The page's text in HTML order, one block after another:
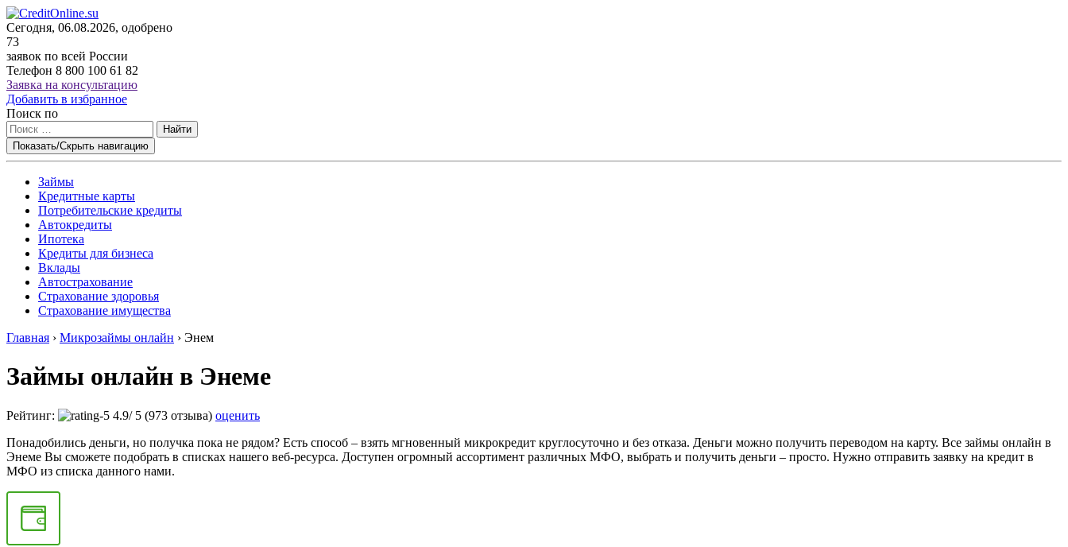
Сегодня, 06.08.2026, одобрено
73
заявок по всей России
Телефон 8 800 100 61 82
Заявка на консультацию
Добавить в избранное
Поиск по
Найти
Показать/Скрыть навигацию
Займы
Кредитные карты
Потребительские кредиты
Автокредиты
Ипотека
Кредиты для бизнеса
Вклады
Автострахование
Страхование здоровья
Страхование имущества
Главная › Микрозаймы онлайн › Энем
Займы онлайн в Энеме
Рейтинг: 4.9/ 5 (973 отзыва) оценить
Понадобились деньги, но получка пока не рядом? Есть способ – взять мгновенный микрокредит круглосуточно и без отказа. Деньги можно получить переводом на карту. Все займы онлайн в
Энеме Вы сможете подобрать в списках нашего веб-ресурса. Доступен огромный ассортимент различных МФО, выбрать и получить деньги – просто. Нужно отправить заявку на кредит в
МФО из списка данного нами.